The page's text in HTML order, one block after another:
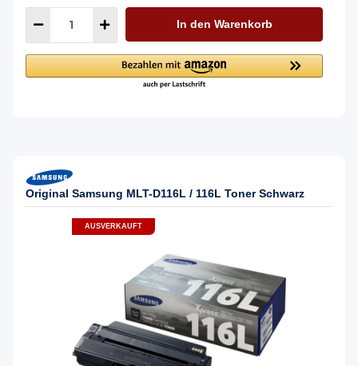
In den Warenkorb
Original Samsung MLT-D116L / 116L Toner Schwarz
AUSVERKAUFT